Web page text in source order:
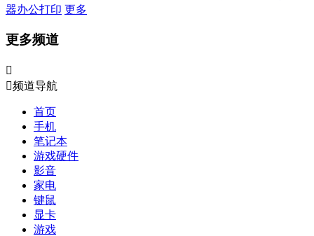
器办公打印 更多
更多频道

频道导航
首页
手机
笔记本
游戏硬件
影音
家电
键鼠
显卡
游戏